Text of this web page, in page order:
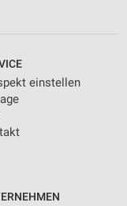
einstellen